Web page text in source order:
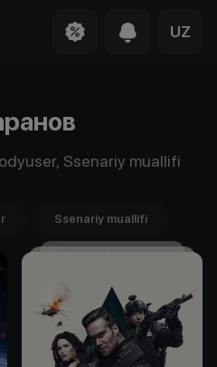
UZ
Ssenariy muallifi
Ssenariy muallifi